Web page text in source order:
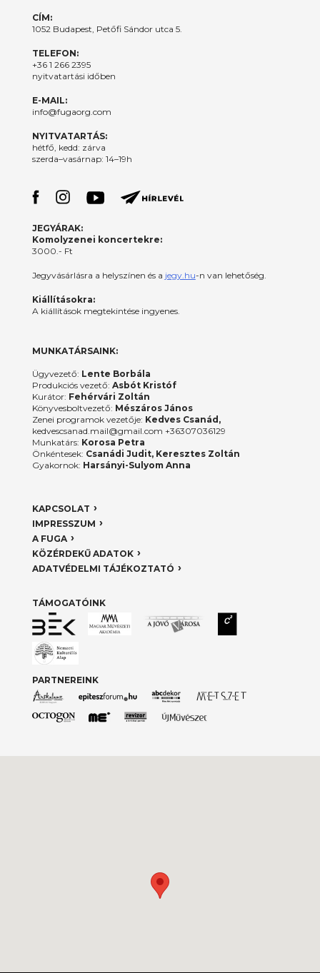
CÍM:
1052 Budapest, Petőfi Sándor utca 5.
TELEFON:
+36 1 266 2395
nyitvatartási időben
E-MAIL:
info@fugaorg.com
NYITVATARTÁS:
hétfő, kedd: zárva
szerda–vasárnap: 14–19h
JEGYÁRAK:
Komolyzenei koncertekre:
3000.- Ft
Jegyvásárlásra a helyszínen és a jegy.hu-n van lehetőség.
Kiállításokra:
A kiállítások megtekintése ingyenes.
MUNKATÁRSAINK:
Ügyvezető: Lente Borbála
Produkciós vezető: Asbót Kristóf
Kurátor: Fehérvári Zoltán
Könyvesboltvezető: Mészáros János
Zenei programok vezetője: Kedves Csanád,
kedvescsanad.mail@gmail.com +36307036129
Munkatárs: Korosa Petra
Önkéntesek: Csanádi Judit, Keresztes Zoltán
Gyakornok: Harsányi-Sulyom Anna
KAPCSOLAT
IMPRESSZUM
A FUGA
KÖZÉRDEKŰ ADATOK
ADATVÉDELMI TÁJÉKOZTATÓ
TÁMOGATÓINK
PARTNEREINK